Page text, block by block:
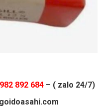
892 684– ( zalo 24/7)